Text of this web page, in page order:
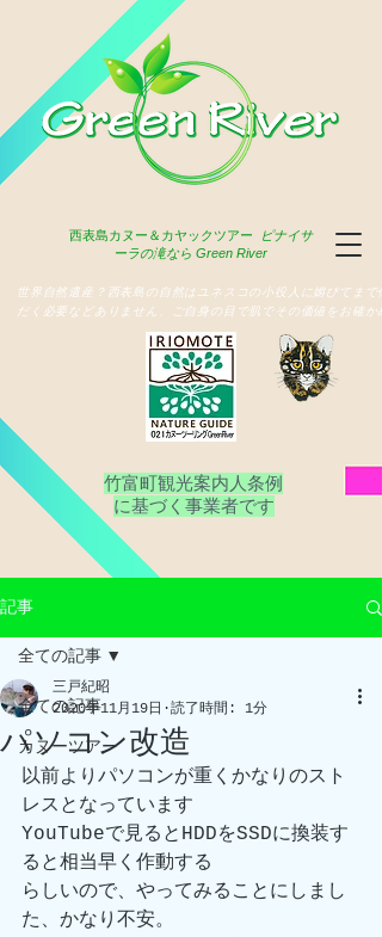
西表島カヌー＆カヤックツアー
ピナイサ
ーラの滝なら Green River
竹富町観光案内人条例
​に基づく事業者です
世界自然遺産？西表島の自然はユネスコの小役人に媚びてまで
だく必要などありません、ご自身の目で肌でその価値をお確か
記事
全ての記事
カヌーツアー
全ての記事
パソコン改造
三戸紀昭
2020年11月19日
読了時間: 1分
以前よりパソコンが重くかなりのスト
レスとなっています
YouTubeで見るとHDDをSSDに換装す
ると相当早く作動する
らしいので、やってみることにしまし
た、かなり不安。